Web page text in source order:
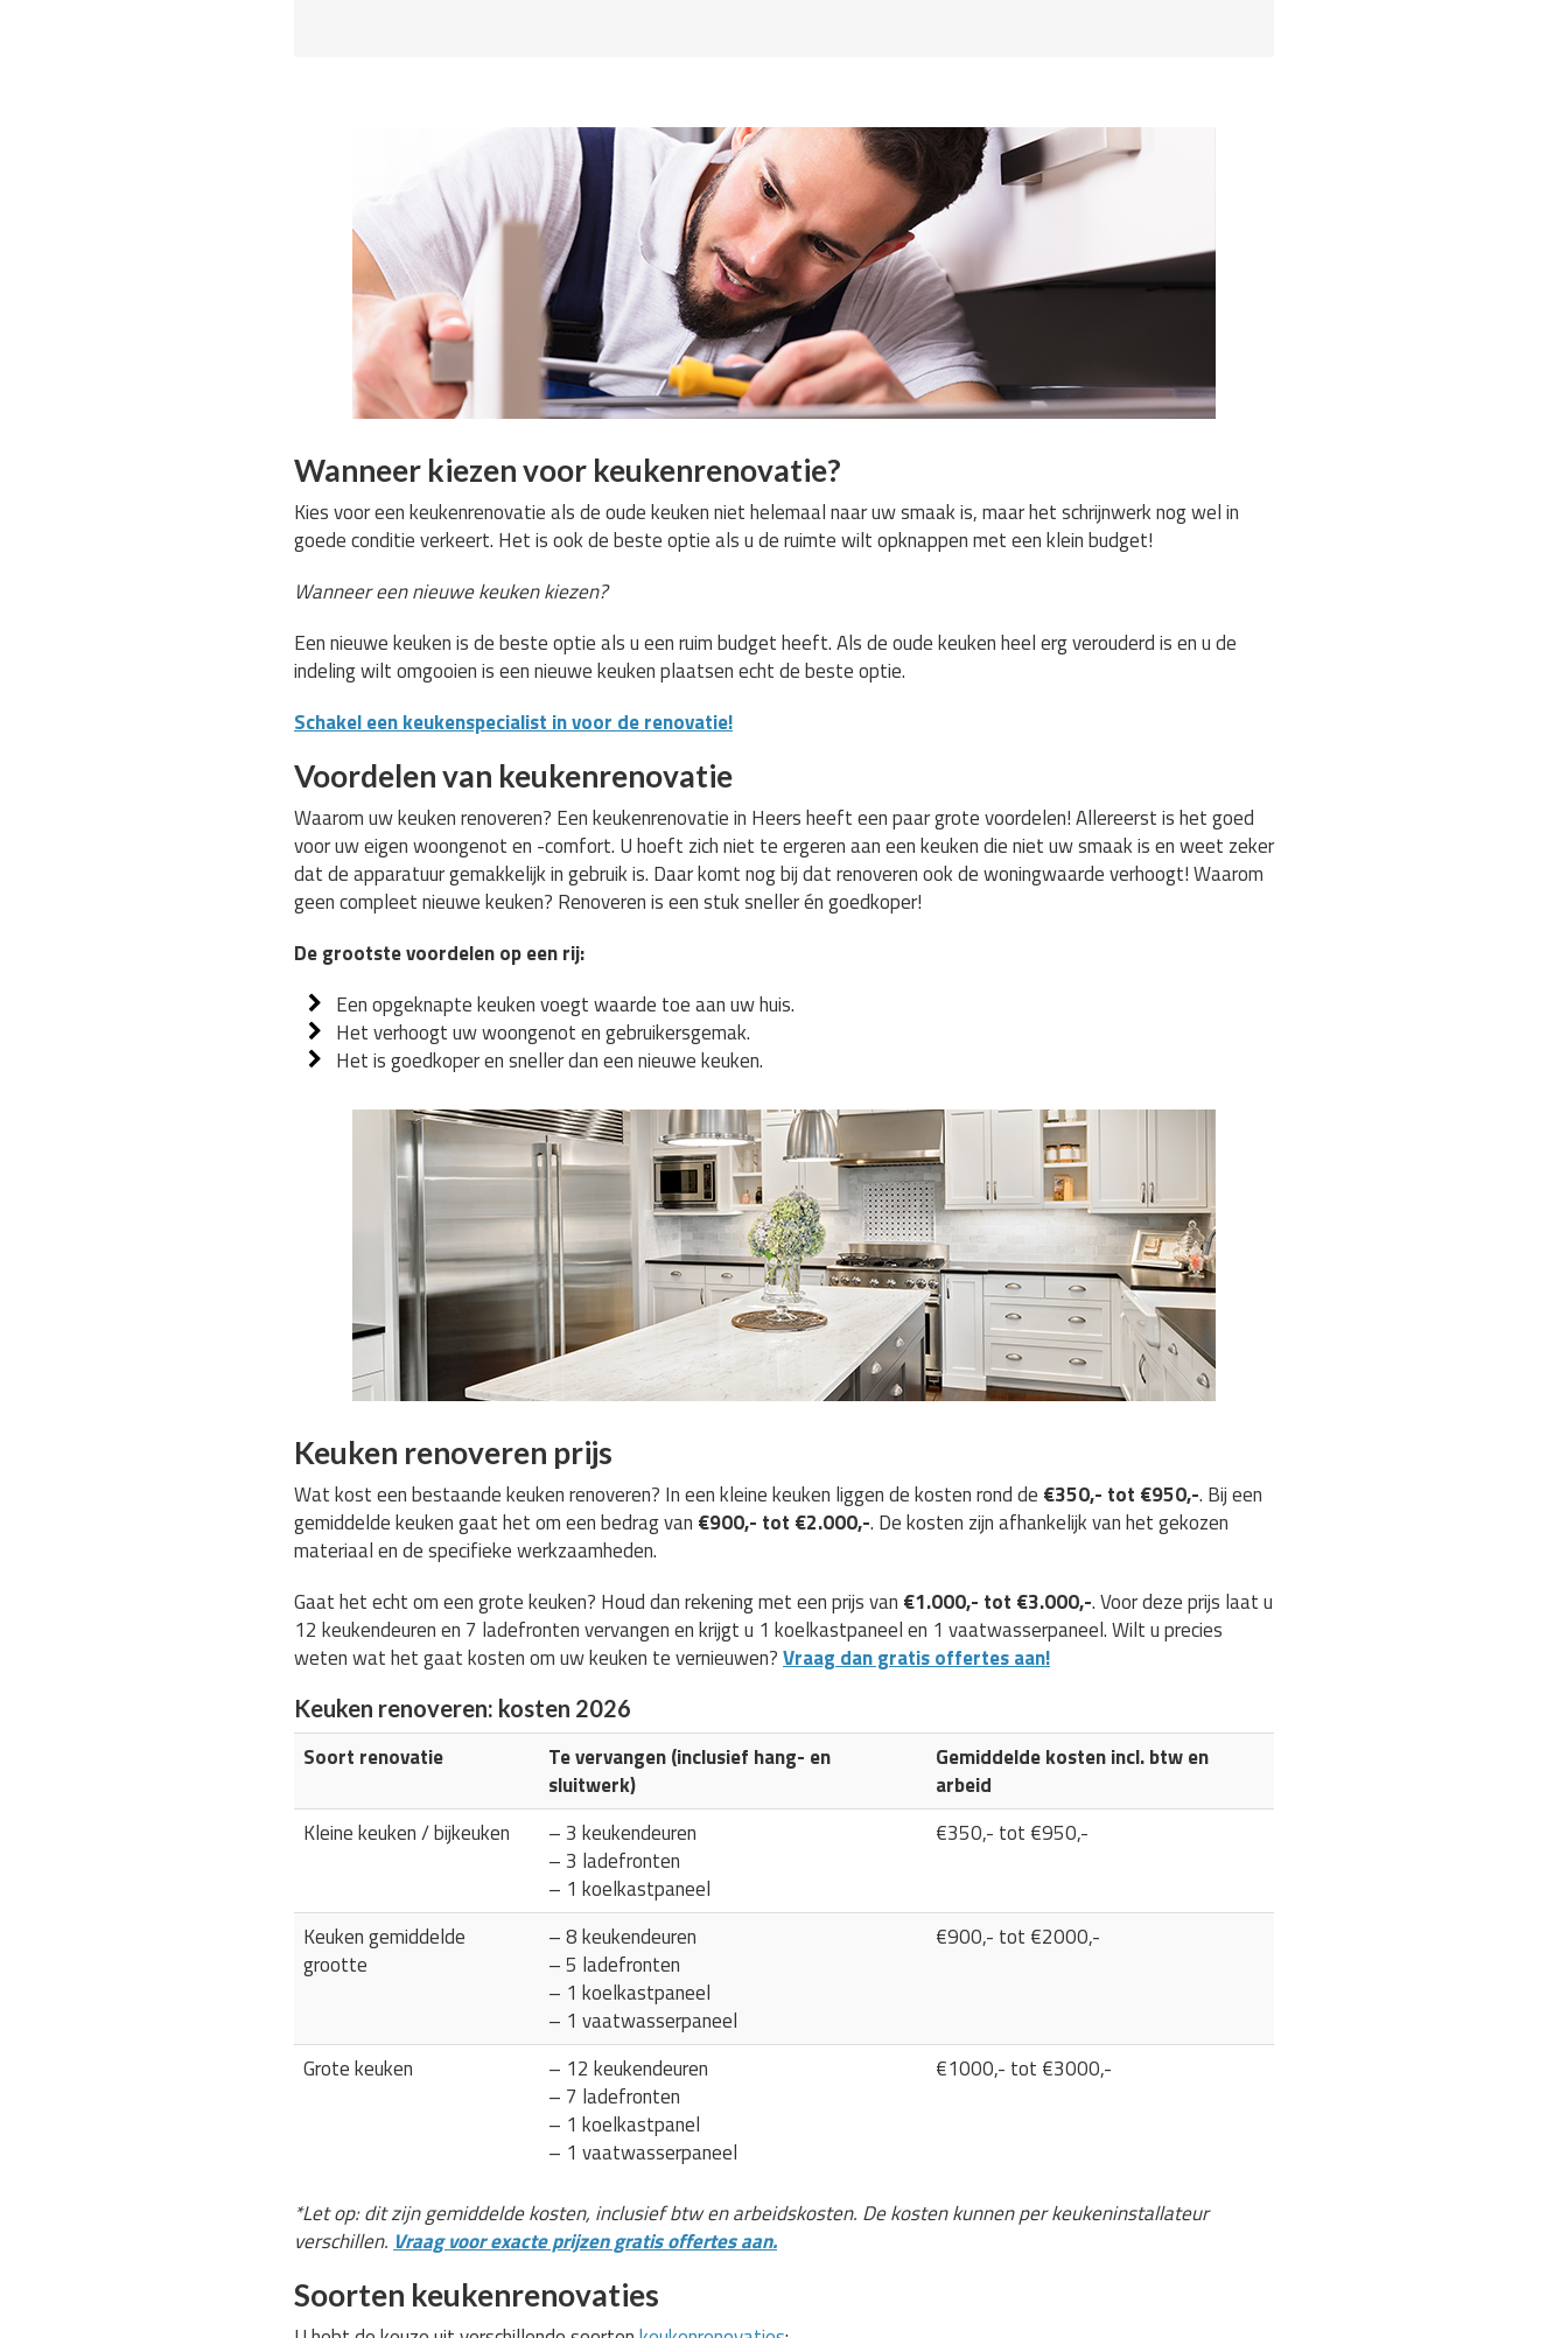
Wanneer kiezen voor keukenrenovatie?
Kies voor een keukenrenovatie als de oude keuken niet helemaal naar uw smaak is, maar het schrijnwerk nog wel in
goede conditie verkeert. Het is ook de beste optie als u de ruimte wilt opknappen met een klein budget!
Wanneer een nieuwe keuken kiezen?
Een nieuwe keuken is de beste optie als u een ruim budget heeft. Als de oude keuken heel erg verouderd is en u de
indeling wilt omgooien is een nieuwe keuken plaatsen echt de beste optie.
Schakel een keukenspecialist in voor de renovatie!
Voordelen van keukenrenovatie
Waarom uw keuken renoveren? Een keukenrenovatie in Heers heeft een paar grote voordelen! Allereerst is het goed
voor uw eigen woongenot en -comfort. U hoeft zich niet te ergeren aan een keuken die niet uw smaak is en weet zeker
dat de apparatuur gemakkelijk in gebruik is. Daar komt nog bij dat renoveren ook de woningwaarde verhoogt! Waarom
geen compleet nieuwe keuken? Renoveren is een stuk sneller én goedkoper!
De grootste voordelen op een rij:
Een opgeknapte keuken voegt waarde toe aan uw huis.
Het verhoogt uw woongenot en gebruikersgemak.
Het is goedkoper en sneller dan een nieuwe keuken.
Keuken renoveren prijs
Wat kost een bestaande keuken renoveren? In een kleine keuken liggen de kosten rond de €350,- tot €950,-. Bij een
gemiddelde keuken gaat het om een bedrag van €900,- tot €2.000,-. De kosten zijn afhankelijk van het gekozen
materiaal en de specifieke werkzaamheden.
Gaat het echt om een grote keuken? Houd dan rekening met een prijs van €1.000,- tot €3.000,-. Voor deze prijs laat u
12 keukendeuren en 7 ladefronten vervangen en krijgt u 1 koelkastpaneel en 1 vaatwasserpaneel. Wilt u precies
weten wat het gaat kosten om uw keuken te vernieuwen?Vraag dan gratis offertes aan!
Keuken renoveren: kosten 2026
Soort renovatie
Te vervangen (inclusief hang- en
sluitwerk)
Gemiddelde kosten incl. btw en
arbeid
Kleine keuken / bijkeuken
– 3 keukendeuren
– 3 ladefronten
– 1 koelkastpaneel
€350,- tot €950,-
Keuken gemiddelde
grootte
– 8 keukendeuren
– 5 ladefronten
– 1 koelkastpaneel
– 1 vaatwasserpaneel
€900,- tot €2000,-
Grote keuken
– 12 keukendeuren
– 7 ladefronten
– 1 koelkastpanel
– 1 vaatwasserpaneel
€1000,- tot €3000,-
*Let op: dit zijn gemiddelde kosten, inclusief btw en arbeidskosten. De kosten kunnen per keukeninstallateur
verschillen. Vraag voor exacte prijzen gratis offertes aan.
Soorten keukenrenovaties